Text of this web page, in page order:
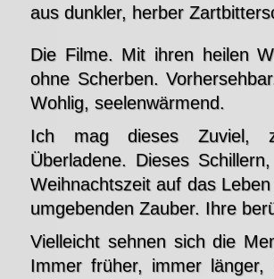
aus dunkler, herber
Die Filme. Mit ihren heilen
ohne Scherben.
Wohlig, seelenwärmend.
Ich mag dieses Zuviel,
Überladene. Dieses
Weihnachtszeit auf das
umgebenden Zauber. Ihre
Vielleicht sehnen sich die
Immer früher, immer